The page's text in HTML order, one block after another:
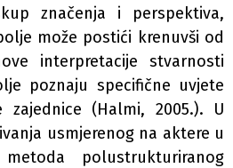
značenja i perspektiva,
može postići krenuvši od
interpretacije stvarnosti
poznaju specifične uvjete
(Halmi, 2005.). U
usmjerenog na aktere u
polustrukturiranog